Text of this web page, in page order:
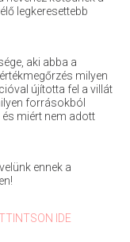
legkeresettebb
aki abba a
milyen
újította fel a villát
forrásokból
miért nem adott
ennek a
IDE